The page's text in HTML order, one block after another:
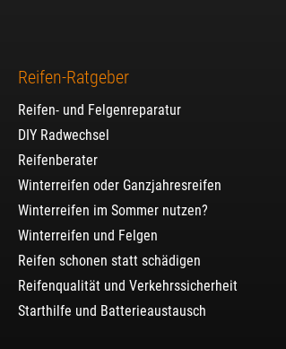
Reifen-Ratgeber
Reifen- und Felgenreparatur
DIY Radwechsel
Reifenberater
Winterreifen oder Ganzjahresreifen
Winterreifen im Sommer nutzen?
Winterreifen und Felgen
Reifen schonen statt schädigen
Reifenqualität und Verkehrssicherheit
Starthilfe und Batterieaustausch